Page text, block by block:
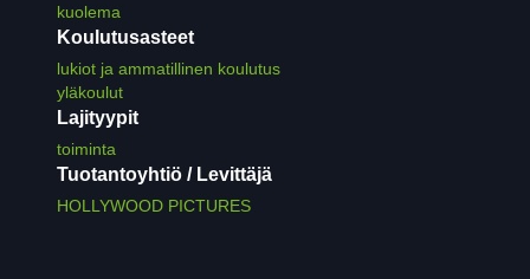
kuolema
Koulutusasteet
lukiot ja ammatillinen koulutus
yläkoulut
Lajityypit
toiminta
Tuotantoyhtiö / Levittäjä
HOLLYWOOD PICTURES